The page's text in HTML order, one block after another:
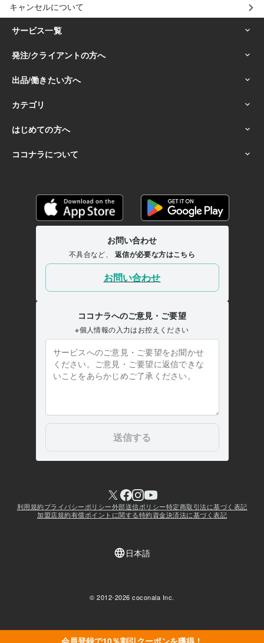
会員登録で10％割引クーポンを獲得！
キャンセルについて